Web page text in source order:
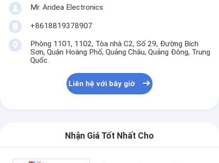
Mr. Andea Electronics
+8618819378907
Phòng 1101, 1102, Tòa nhà C2, Số 29, Đường Bích
Sơn, Quận Hoàng Phố, Quảng Châu, Quảng Đông, Trung
Quốc.
Liên hệ với bây giờ
Nhận Giá Tốt Nhất Cho